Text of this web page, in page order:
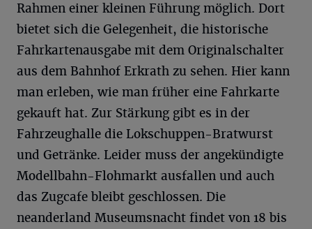
Rahmen einer kleinen Führung möglich. Dort
bietet sich die Gelegenheit, die historische
Fahrkartenausgabe mit dem Originalschalter
aus dem Bahnhof Erkrath zu sehen. Hier kann
man erleben, wie man früher eine Fahrkarte
gekauft hat. Zur Stärkung gibt es in der
Fahrzeughalle die Lokschuppen-Bratwurst
und Getränke. Leider muss der angekündigte
Modellbahn-Flohmarkt ausfallen und auch
das Zugcafe bleibt geschlossen. Die
neanderland Museumsnacht findet von 18 bis